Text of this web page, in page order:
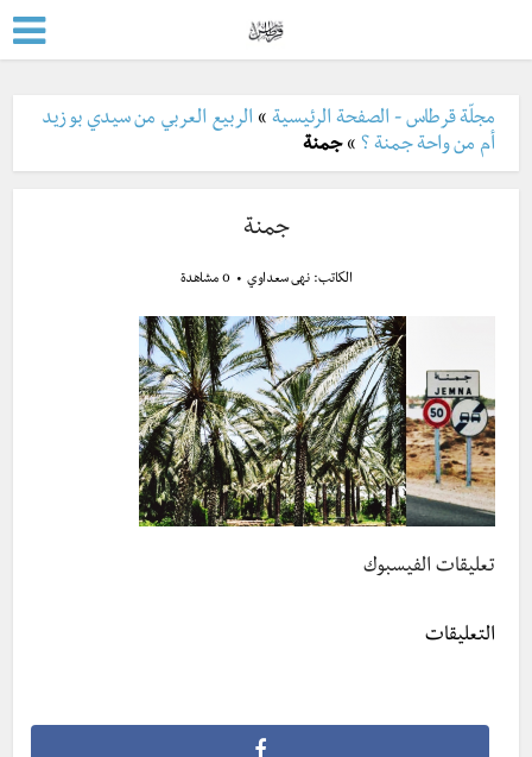
مجلّة قرطاس - الصفحة الرئيسية » الربيع العربي من سيدي بو زيد
أم من واحة جمنة ؟ »جمنة
جمنة
الكاتب:نهى سعداوي 0 مشاهدة
تعليقات الفيسبوك
التعليقات